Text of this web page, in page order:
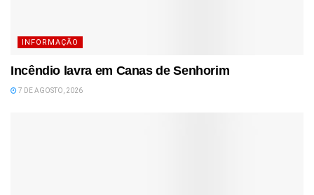
INFORMAÇÃO
Incêndio lavra em Canas de Senhorim
7 DE AGOSTO, 2026